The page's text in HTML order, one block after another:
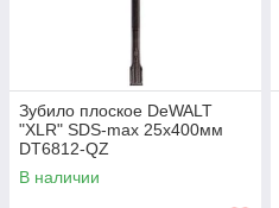
Зубило плоское DeWALT
"XLR" SDS-max 25х400мм
DT6812-QZ
В наличии